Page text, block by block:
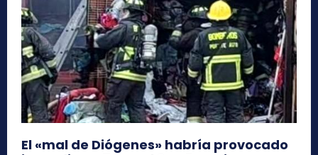
El «mal de Diógenes» habría provocado